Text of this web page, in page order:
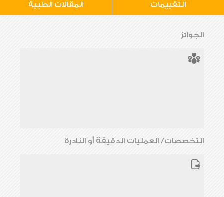
التقييمات المقالات الطبية
الجوائز
التخصصات/ العمليات الدقيقة أو النادرة